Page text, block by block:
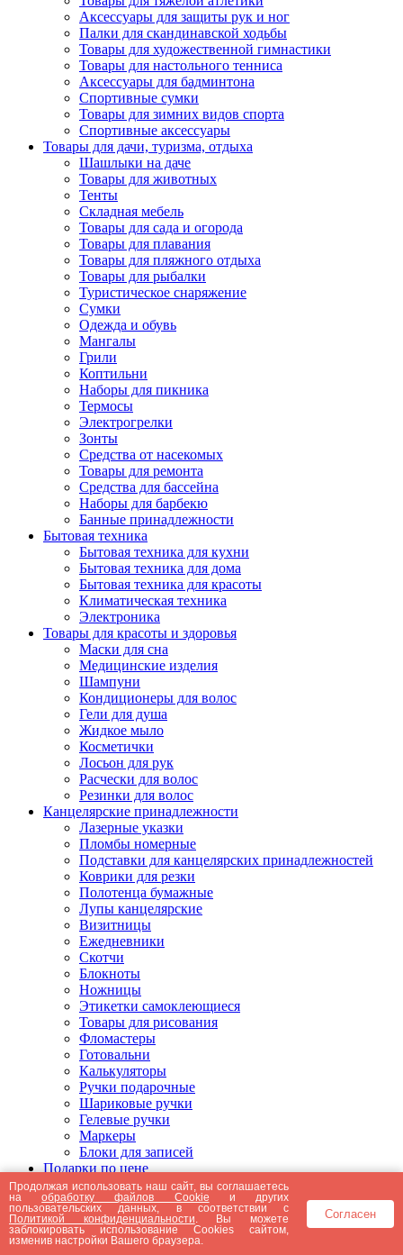
Аксессуары для защиты рук и ног
Палки для скандинавской ходьбы
Товары для художественной гимнастики
Товары для настольного тенниса
Аксессуары для бадминтона
Спортивные сумки
Товары для зимних видов спорта
Спортивные аксессуары
Товары для дачи, туризма, отдыха
Шашлыки на даче
Товары для животных
Тенты
Складная мебель
Товары для сада и огорода
Товары для плавания
Товары для пляжного отдыха
Товары для рыбалки
Туристическое снаряжение
Сумки
Одежда и обувь
Мангалы
Грили
Коптильни
Наборы для пикника
Термосы
Электрогрелки
Зонты
Средства от насекомых
Товары для ремонта
Средства для бассейна
Наборы для барбекю
Банные принадлежности
Бытовая техника
Бытовая техника для кухни
Бытовая техника для дома
Бытовая техника для красоты
Климатическая техника
Электроника
Товары для красоты и здоровья
Маски для сна
Медицинские изделия
Шампуни
Кондиционеры для волос
Гели для душа
Жидкое мыло
Косметички
Лосьон для рук
Расчески для волос
Резинки для волос
Канцелярские принадлежности
Лазерные указки
Пломбы номерные
Подставки для канцелярских принадлежностей
Коврики для резки
Полотенца бумажные
Лупы канцелярские
Визитницы
Ежедневники
Скотчи
Блокноты
Ножницы
Этикетки самоклеющиеся
Товары для рисования
Фломастеры
Готовальни
Калькуляторы
Ручки подарочные
Шариковые ручки
Гелевые ручки
Маркеры
Блоки для записей
Подарки по цене
Подарки от 5000 рублей
Подарки до 5000 рублей
Подарки до 3000 рублей
Подарки до 2000 рублей
Подарки до 1000 рублей
Продолжая использовать наш сайт, вы соглашаетесь
наобработку файлов Cookie и других
пользовательских данных, в соответствии с
Политикой конфиденциальности . Вы можете
заблокировать использование Cookies сайтом,
изменив настройки Вашего браузера.
Согласен